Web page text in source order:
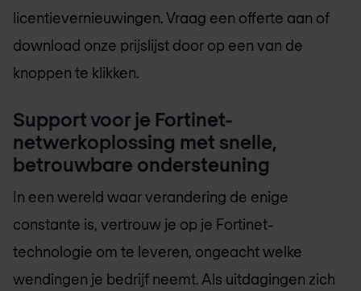
licentievernieuwingen. Vraag een offerte aan of
download onze prijslijst door op een van de
knoppen te klikken.
Support voor je Fortinet-
netwerkoplossing met snelle,
betrouwbare ondersteuning
In een wereld waar verandering de enige
constante is, vertrouw je op je Fortinet-
technologie om te leveren, ongeacht welke
wendingen je bedrijf neemt. Als uitdagingen zich